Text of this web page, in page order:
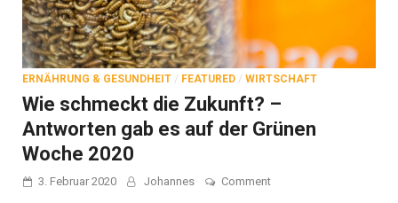
ERNÄHRUNG & GESUNDHEIT / FEATURED / WIRTSCHAFT
Wie schmeckt die Zukunft? –
Antworten gab es auf der Grünen
Woche 2020
3. Februar 2020 Johannes Commenton